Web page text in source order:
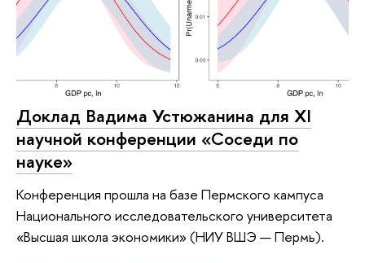
Доклад Вадима Устюжанина для XI
научной конференции «Соседи по
науке»
Конференция прошла на базе Пермского кампуса
Национального исследовательского университета
«Высшая школа экономики» (НИУ ВШЭ — Пермь).